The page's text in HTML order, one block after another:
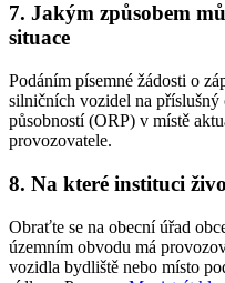
7. Jakým způsobem
situace
Podáním písemné žádosti o
silničních vozidel na příslušný
působností (ORP) v místě
provozovatele.
8. Na které instituci
Obraťte se na obecní úřad
územním obvodu má
vozidla bydliště nebo místo